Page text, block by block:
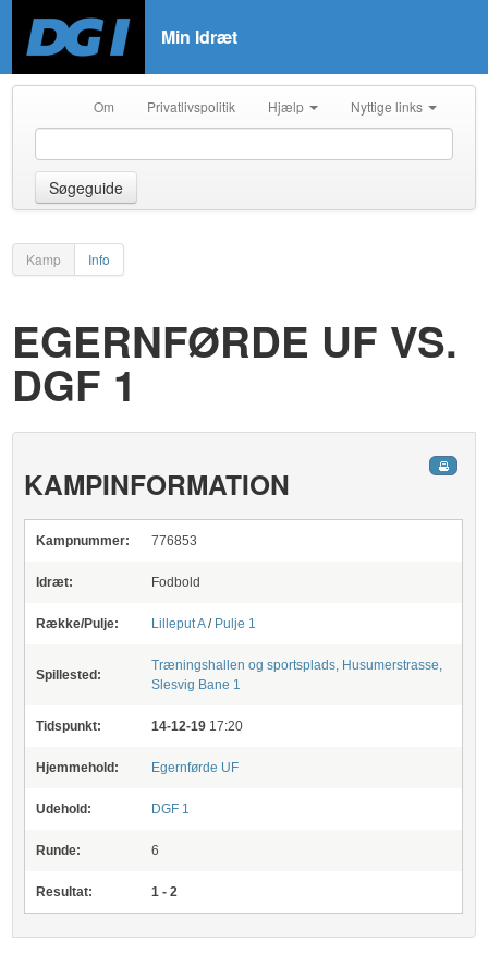
Min Idræt
Om Privatlivspolitik Hjælp Nyttige links
Søgeguide
Kamp Info
EGERNFØRDE UF VS.
DGF 1
KAMPINFORMATION
Kampnummer: 776853
Idræt: Fodbold
Række/Pulje: Lilleput A/ Pulje 1
Spillested:
Træningshallen og sportsplads, Husumerstrasse,
Slesvig Bane 1
Tidspunkt: 14-12-19 17:20
Hjemmehold: Egernførde UF
Udehold: DGF 1
Runde: 6
Resultat: 1 - 2